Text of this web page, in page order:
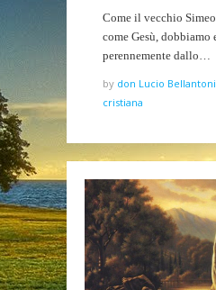
Come il vecchio
come Gesù, dobbiamo
perennemente dallo…
by don Lucio Bellantoni
cristiana